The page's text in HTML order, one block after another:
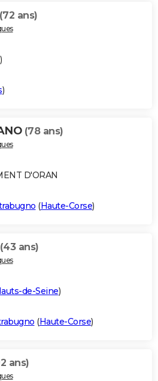
(72 ans)
)
)
(78 ans)
D'ORAN
(Haute-Corse)
(43 ans)
de-Seine)
(Haute-Corse)
ans)